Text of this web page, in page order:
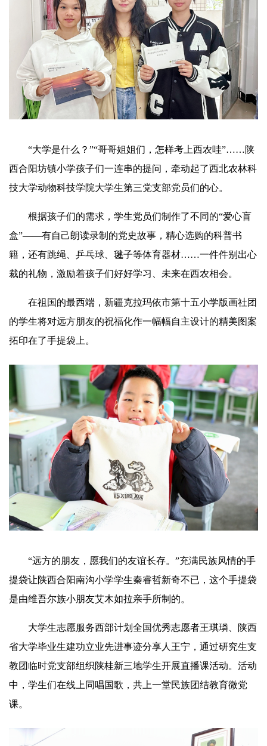
“大学是什么？”“哥哥姐姐们，怎样考上西农哇”……陕
西合阳坊镇小学孩子们一连串的提问，牵动起了西北农林科
技大学动物科技学院大学生第三党支部党员们的心。
根据孩子们的需求，学生党员们制作了不同的“爱心盲
盒”——有自己朗读录制的党史故事，精心选购的科普书
籍，还有跳绳、乒乓球、毽子等体育器材……一件件别出心
裁的礼物，激励着孩子们好好学习、未来在西农相会。
在祖国的最西端，新疆克拉玛依市第十五小学版画社团
的学生将对远方朋友的祝福化作一幅幅自主设计的精美图案
拓印在了手提袋上。
“远方的朋友，愿我们的友谊长存。”充满民族风情的手
提袋让陕西合阳南沟小学学生秦睿哲新奇不已，这个手提袋
是由维吾尔族小朋友艾木如拉亲手所制的。
大学生志愿服务西部计划全国优秀志愿者王琪璘、陕西
省大学毕业生建功立业先进事迹分享人王宁，通过研究生支
教团临时党支部组织陕桂新三地学生开展直播课活动。活动
中，学生们在线上同唱国歌，共上一堂民族团结教育微党
课。